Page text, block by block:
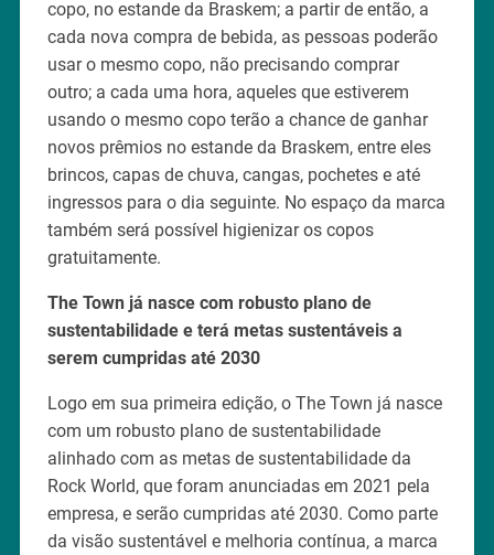
copo, no estande da Braskem; a partir de então, a
cada nova compra de bebida, as pessoas poderão
usar o mesmo copo, não precisando comprar
outro; a cada uma hora, aqueles que estiverem
usando o mesmo copo terão a chance de ganhar
novos prêmios no estande da Braskem, entre eles
brincos, capas de chuva, cangas, pochetes e até
ingressos para o dia seguinte. No espaço da marca
também será possível higienizar os copos
gratuitamente.
The Town já nasce com robusto plano de
sustentabilidade e terá metas sustentáveis a
serem cumpridas até 2030
Logo em sua primeira edição, o The Town já nasce
com um robusto plano de sustentabilidade
alinhado com as metas de sustentabilidade da
Rock World, que foram anunciadas em 2021 pela
empresa, e serão cumpridas até 2030. Como parte
da visão sustentável e melhoria contínua, a marca